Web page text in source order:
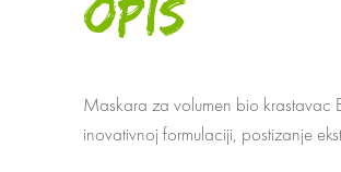
OPIS
Maskara za volumen bio krastavac
inovativnoj formulaciji, postizanje